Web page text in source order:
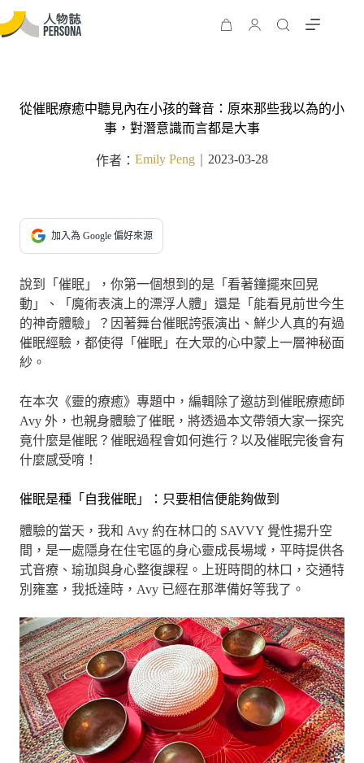
從催眠療癒中聽見內在小孩的聲音：原來那些我以為的小
事，對潛意識而言都是大事
作者： Emily Peng 2023-03-28
加入為 Google 偏好來源
說到「催眠」，你第一個想到的是「看著鐘擺來回晃
動」、「魔術表演上的漂浮人體」還是「能看見前世今生
的神奇體驗」？因著舞台催眠誇張演出、鮮少人真的有過
催眠經驗，都使得「催眠」在大眾的心中蒙上一層神秘面
紗。
在本次《靈的療癒》專題中，編輯除了邀訪到催眠療癒師
Avy 外，也親身體驗了催眠，將透過本文帶領大家一探究
竟什麼是催眠？催眠過程會如何進行？以及催眠完後會有
什麼感受唷！
催眠是種「自我催眠」：只要相信便能夠做到
體驗的當天，我和 Avy 約在林口的 SAVVY 覺性揚升空
間，是一處隱身在住宅區的身心靈成長場域，平時提供各
式音療、瑜珈與身心整復課程。上班時間的林口，交通特
別雍塞，我抵達時，Avy 已經在那準備好等我了。